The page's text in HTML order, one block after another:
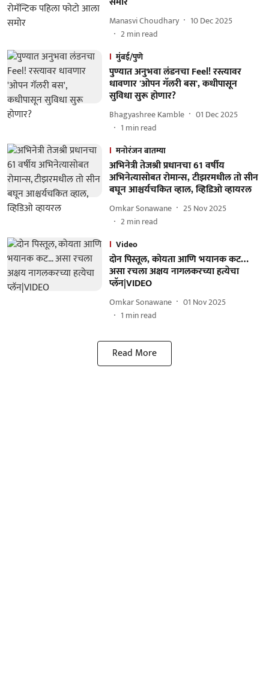
Manasvi Choudhary
10 Dec 2025
2min read
मुंबई/पुणे
पुण्यात अनुभवा लंडनचा Feel! रस्त्यावर
धावणार 'ओपन गॅलरी बस', कधीपासून
सुविधा सुरू होणार?
Bhagyashree Kamble
01 Dec 2025
1 min read
मनोरंजन बातम्या
अभिनेत्री तेजश्री प्रधानचा 61 वर्षीय
अभिनेत्यासोबत रोमान्स, टीझरमधील तो सीन
बघून आश्चर्यचकित व्हाल, व्हिडिओ व्हायरल
Omkar Sonawane
25 Nov 2025
2min read
Video
दोन पिस्तूल, कोयता आणि भयानक कट…
असा रचला अक्षय नागलकरच्या हत्येचा
प्लॅन|VIDEO
Omkar Sonawane
01 Nov 2025
1 min read
Read More